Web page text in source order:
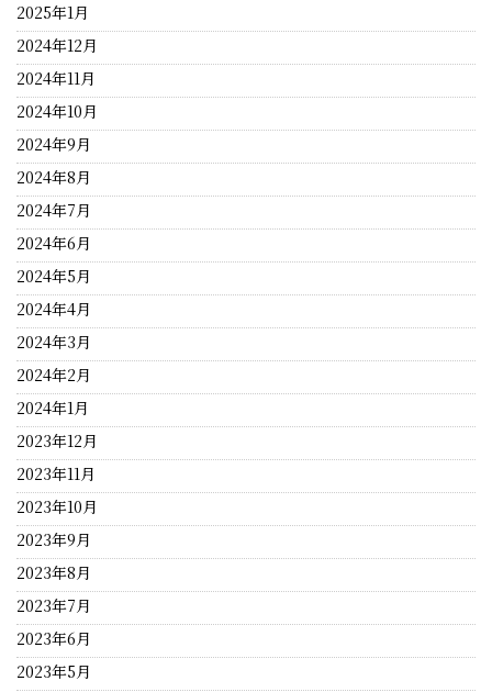
2025年1月
2024年12月
2024年11月
2024年10月
2024年9月
2024年8月
2024年7月
2024年6月
2024年5月
2024年4月
2024年3月
2024年2月
2024年1月
2023年12月
2023年11月
2023年10月
2023年9月
2023年8月
2023年7月
2023年6月
2023年5月